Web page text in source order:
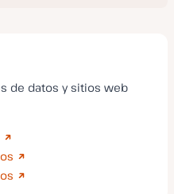
de datos y sitios web